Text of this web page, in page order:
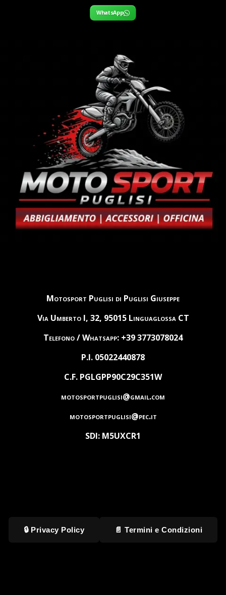
WhatsApp
Motosport Puglisi di Puglisi Giuseppe
Via Umberto I, 32, 95015 Linguaglossa CT
Telefono / Whatsapp: +39 3773078024
P.I. 05022440878
C.F. PGLGPP90C29C351W
motosportpuglisi@gmail.com
motosportpuglisi@pec.it
SDI: M5UXCR1
🔒 Privacy Policy 📄 Termini e Condizioni